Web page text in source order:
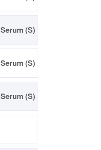
Serum (S)
Serum (S)
Serum (S)